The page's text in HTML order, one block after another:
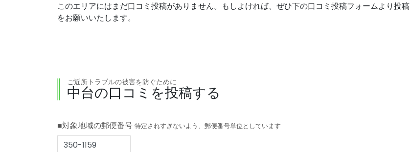
このエリアにはまだ口コミ投稿がありません。もしよければ、ぜひ下の口コミ投稿フォームより投稿
をお願いいたします。
ご近所トラブルの被害を防ぐために
中台の口コミを投稿する
■対象地域の郵便番号 特定されすぎないよう、郵便番号単位としています